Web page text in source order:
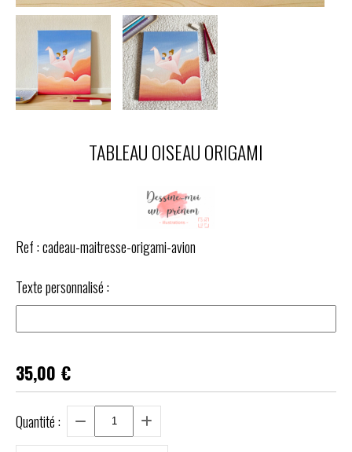
TABLEAU OISEAU ORIGAMI
Ref :cadeau-maitresse-origami-avion
Texte personnalisé :
35,00 €
Quantité :